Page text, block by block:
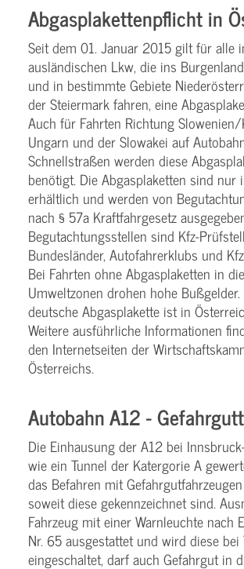
Abgasplakettenpflicht in
Seit dem 01. Januar 2015 gilt für alle
ausländischen Lkw, die ins
und in bestimmte Gebiete
der Steiermark fahren, eine
Auch für Fahrten Richtung
Ungarn und der Slowakei auf
Schnellstraßen werden diese
benötigt. Die Abgasplaketten sind nur
erhältlich und werden von
nach § 57a Kraftfahrgesetz
Begutachtungsstellen sind Kfz-
Bundesländer, Autofahrerklubs und
Bei Fahrten ohne Abgasplaketten in die
Umweltzonen drohen hohe
deutsche Abgasplakette ist in
Weitere ausführliche Informationen
den Internetseiten der
Österreichs.
Autobahn A12 -
Die Einhausung der A12 bei
wie ein Tunnel der Katergorie A
das Befahren mit
soweit diese gekennzeichnet sind.
Fahrzeug mit einer Warnleuchte nach
Nr. 65 ausgestattet und wird diese
eingeschaltet, darf auch Gefahrgut in